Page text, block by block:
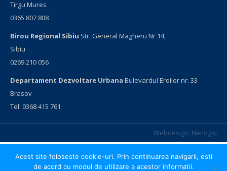
Tirgu Mures
0365 807 808
Birou Regional Sibiu Str. General Magheru Nr 14,
Sibiu
0269 210 056
Departament Dezvoltare Urbana Bulevardul Eroilor nr. 33
Brasov
Tel: 0368 415 761
Webdesign: Netlogiq
Acest site foloseste cookie-uri. Prin continuarea navigarii, esti
de acord cu modul de utilizare a acestor informatii.